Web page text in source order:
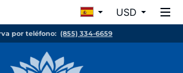
USD
por teléfono: (855) 334-6659